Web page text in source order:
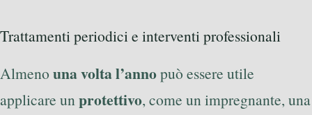
Trattamenti periodici e interventi professionali
Almeno una volta l’annopuò essere utile
applicare unprotettivo, come un impregnante, una